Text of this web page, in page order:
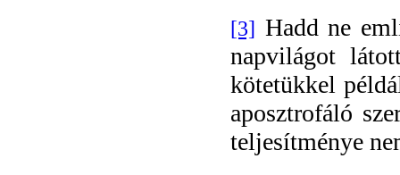
[3] Hadd ne
napvilágot
kötetükkel
aposztrofáló
teljesítménye